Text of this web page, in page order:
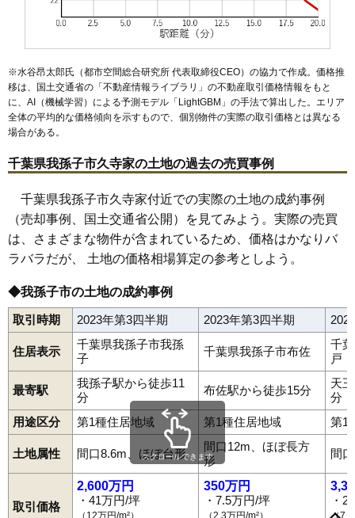
※水谷昂太郎氏（都市空間総合研究所 代表取締役CEO）の協力で作成。価格推
移は、国土交通省の「不動産情報ライブラリ 」の不動産取引価格情報をもと
に、AI（機械学習）による予測モデル「LightGBM」の手法で算出した。エリア
全体の平均的な価格傾向を示すもので、個別物件の実際の取引価格とは異なる
場合がある。
千葉県我孫子市久寺家の土地の過去の売買事例
千葉県我孫子市久寺家付近での実際の土地の成約事例
（売却事例、国土交通省公開）を見てみよう。実際の売買
は、さまざまな物件が含まれているため、価格はかなりバ
ラバラだが、 土地の価格相場算定の参考としよう。
◆我孫子市の土地の成約事例
取引時期 2023年第3四半期 2023年第3四半期
住居表示
千葉県我孫子市我孫
子
千葉県我孫子市布佐
千
戸
最寄駅
我孫子駅から徒歩11
分
布佐駅から徒歩15分
天
分
用途区分
第1種住居地域 第1種住居地域 第1
土地属性 間口8.6m、ほぼ台形
間口12m、ほぼ長方
形
間
取引価格
2,600万円
・41万円/坪
（12万円/m²）
350万円
・7.5万円/坪
（2.3万円/m²）
・
（7.2
スクロールできます
青山青山台我孫子新木 新木村下 泉都部都部新田